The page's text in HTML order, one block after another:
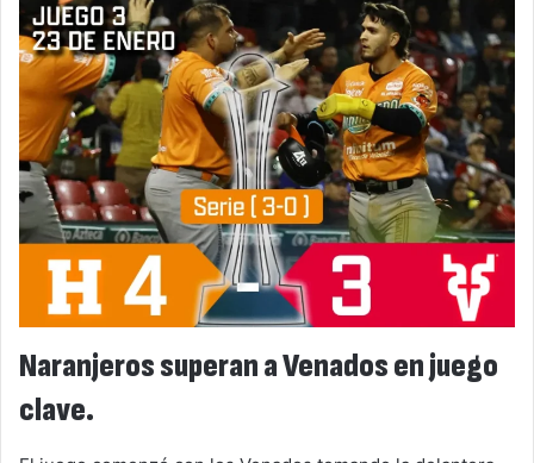
Naranjeros superan a Venados en juego
clave.